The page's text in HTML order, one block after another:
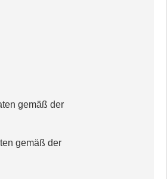
gemäß der
gemäß der